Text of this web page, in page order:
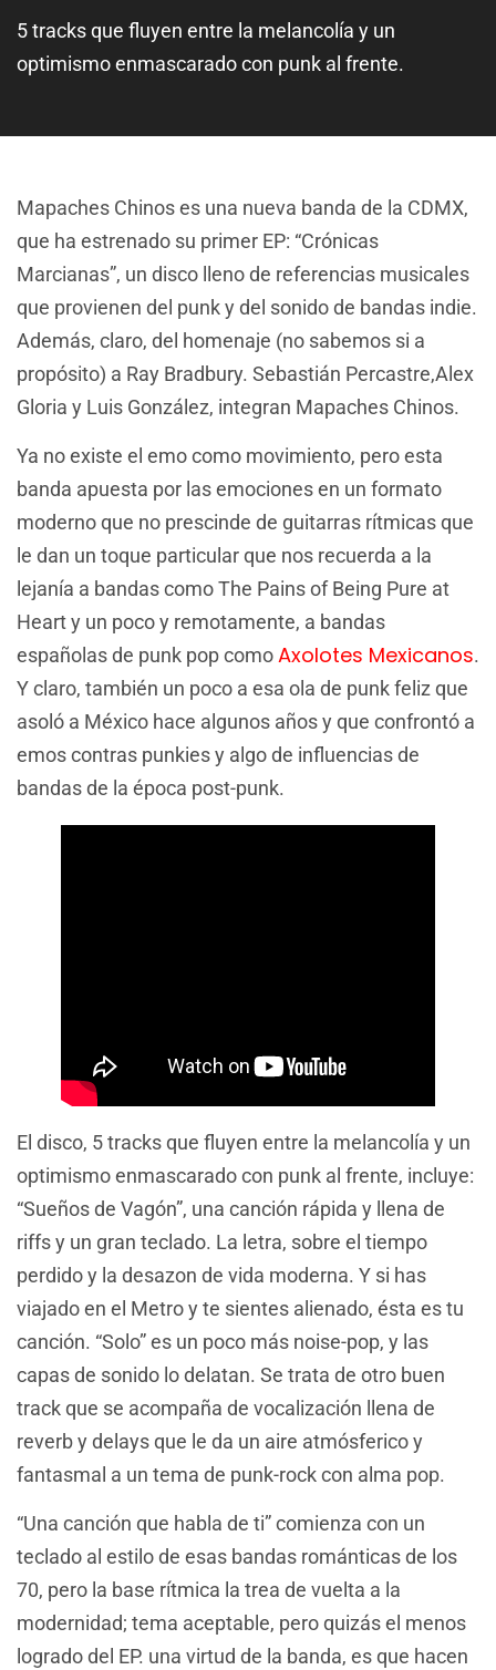
5 tracks que fluyen entre la melancolía y un
optimismo enmascarado con punk al frente.
Mapaches Chinos es una nueva banda de la CDMX,
que ha estrenado su primer EP: “Crónicas
Marcianas”, un disco lleno de referencias musicales
que provienen del punk y del sonido de bandas indie.
Además, claro, del homenaje (no sabemos si a
propósito) a Ray Bradbury. Sebastián Percastre,Alex
Gloria y Luis González, integran Mapaches Chinos.
Ya no existe el emo como movimiento, pero esta
banda apuesta por las emociones en un formato
moderno que no prescinde de guitarras rítmicas que
le dan un toque particular que nos recuerda a la
lejanía a bandas como The Pains of Being Pure at
Heart y un poco y remotamente, a bandas
españolas de punk pop comoAxolotes Mexicanos.
Y claro, también un poco a esa ola de punk feliz que
asoló a México hace algunos años y que confrontó a
emos contras punkies y algo de influencias de
bandas de la época post-punk.
El disco, 5 tracks que fluyen entre la melancolía y un
optimismo enmascarado con punk al frente, incluye:
“Sueños de Vagón”, una canción rápida y llena de
riffs y un gran teclado. La letra, sobre el tiempo
perdido y la desazon de vida moderna. Y si has
viajado en el Metro y te sientes alienado, ésta es tu
canción. “Solo” es un poco más noise-pop, y las
capas de sonido lo delatan. Se trata de otro buen
track que se acompaña de vocalización llena de
reverb y delays que le da un aire atmósferico y
fantasmal a un tema de punk-rock con alma pop.
“Una canción que habla de ti” comienza con un
teclado al estilo de esas bandas románticas de los
70, pero la base rítmica la trea de vuelta a la
modernidad; tema aceptable, pero quizás el menos
logrado del EP. una virtud de la banda, es que hacen